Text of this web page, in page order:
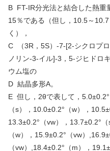
B FT-IR分光法と結合した熱重
15％である（但し， 10.5～ 10.7
く），
C
（3R ， 5S） -7-[2-シクロプ
ノリン-3-イル]-3 ， 5-ジヒドロ
ウム塩の
D 結晶多形A。
E 但し， 2θで表して， 5.0±0.2
（s）， 10.0±0.2°（w）， 10.5±
13.3±0.2°（vw）， 13.7±0.2°（
（w）， 15.9±0.2°（vw）
（vw） ,18.4±0.2°（m）， 19.1±